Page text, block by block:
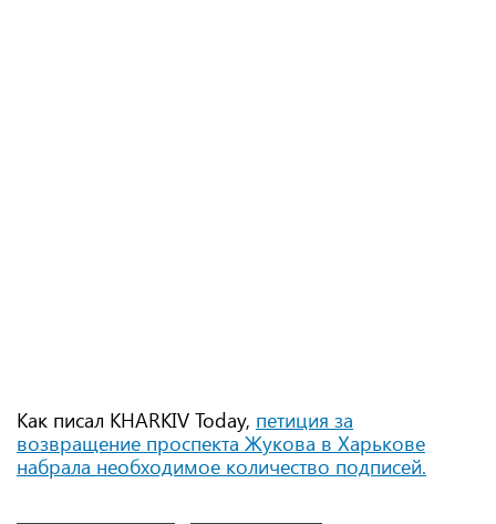
Как писал KHARKIV Today, петиция за
возвращение проспекта Жукова в Харькове
набрала необходимое количество подписей.